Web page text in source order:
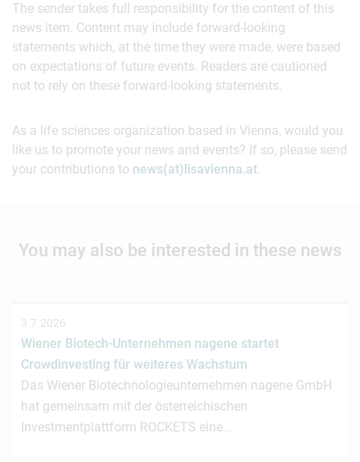
The sender takes full responsibility for the content of this
news item. Content may include forward-looking
statements which, at the time they were made, were based
on expectations of future events. Readers are cautioned
not to rely on these forward-looking statements.
As a life sciences organization based in Vienna, would you
like us to promote your news and events? If so, please send
your contributions to news(at)lisavienna.at.
You may also be interested in these news
3.7.2026
Wiener Biotech-Unternehmen nagene startet
Crowdinvesting für weiteres Wachstum
Das Wiener Biotechnologieunternehmen nagene GmbH
hat gemeinsam mit der österreichischen
Investmentplattform ROCKETS eine…